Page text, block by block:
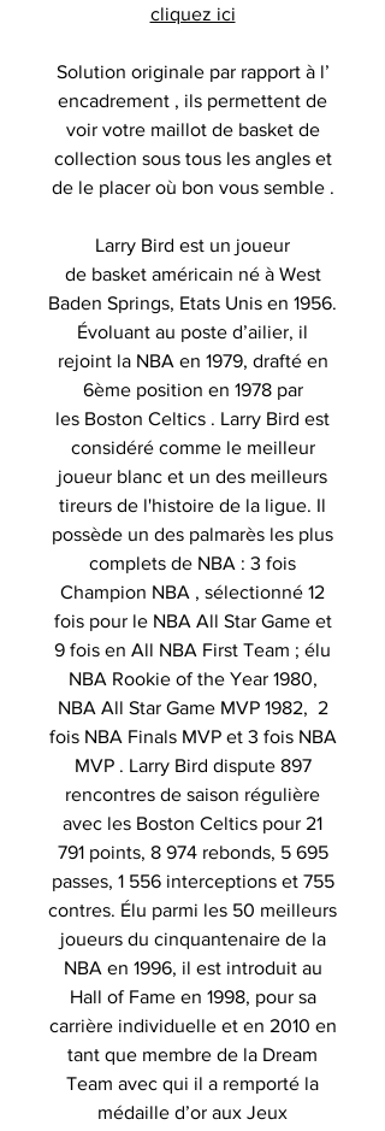
cliquez ici
Solution originale par rapport à l’
encadrement , ils permettent de
voir votre maillot de basket de
collection sous tous les angles et
de le placer où bon vous semble .
Larry Bird est un joueur
de basket américain né à West
Baden Springs, Etats Unis en 1956.
Évoluant au poste d’ailier, il
rejoint la NBA en 1979, drafté en
6ème position en 1978 par
les Boston Celtics . Larry Bird est
considéré comme le meilleur
joueur blanc et un des meilleurs
tireurs de l'histoire de la ligue. Il
possède un des palmarès les plus
complets de NBA : 3 fois
Champion NBA , sélectionné 12
fois pour le NBA All Star Game et
9 fois en All NBA First Team ; élu
NBA Rookie of the Year 1980,
NBA All Star Game MVP 1982, 2
fois NBA Finals MVP et 3 fois NBA
MVP . Larry Bird dispute 897
rencontres de saison régulière
avec les Boston Celtics pour 21
791 points, 8 974 rebonds, 5 695
passes, 1 556 interceptions et 755
contres. Élu parmi les 50 meilleurs
joueurs du cinquantenaire de la
NBA en 1996, il est introduit au
Hall of Fame en 1998, pour sa
carrière individuelle et en 2010 en
tant que membre de la Dream
Team avec qui il a remporté la
médaille d’or aux Jeux